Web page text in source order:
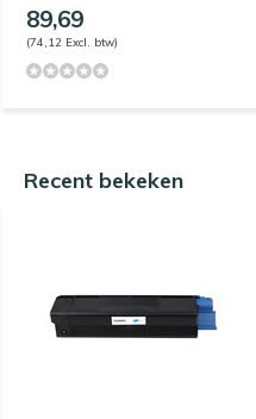
89,69
(74,12 Excl. btw)
Recent bekeken